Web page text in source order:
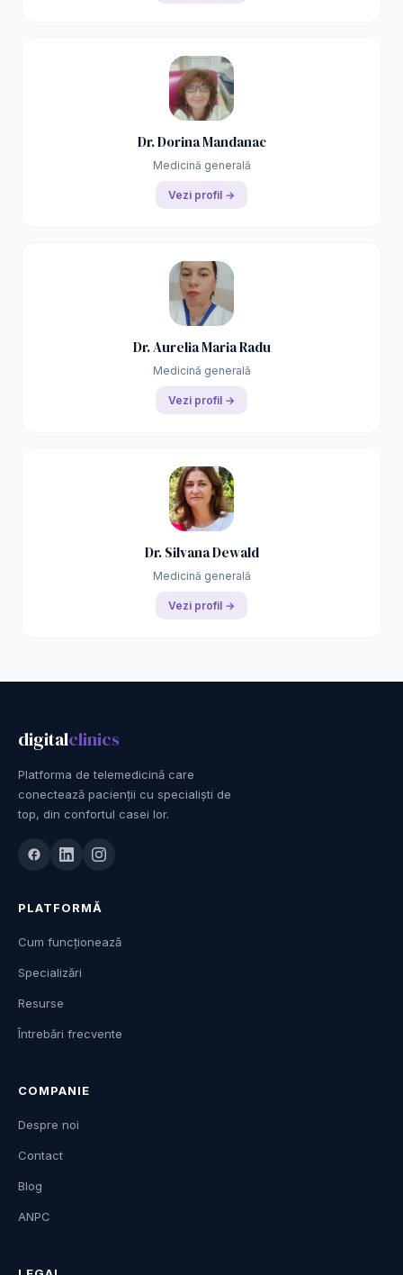
Dr. Dorina Mandanac
Medicină generală
Vezi profil →
Dr. Aurelia Maria Radu
Medicină generală
Vezi profil →
Dr. Silvana Dewald
Medicină generală
Vezi profil →
digitalclinics
Platforma de telemedicină care
conectează pacienții cu specialiști de
top, din confortul casei lor.
PLATFORMĂ
Cum funcționează
Specializări
Resurse
Întrebări frecvente
COMPANIE
Despre noi
Contact
Blog
ANPC